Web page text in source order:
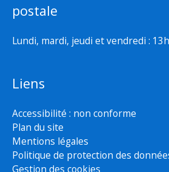
postale
Lundi, mardi, jeudi et vendredi :
Liens
Accessibilité : non conforme
Plan du site
Mentions légales
Politique de protection des
Gestion des cookies